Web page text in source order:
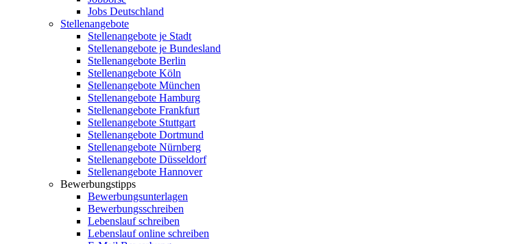
Jobs Deutschland
Stellenangebote
Stellenangebote je Stadt
Stellenangebote je Bundesland
Stellenangebote Berlin
Stellenangebote Köln
Stellenangebote München
Stellenangebote Hamburg
Stellenangebote Frankfurt
Stellenangebote Stuttgart
Stellenangebote Dortmund
Stellenangebote Nürnberg
Stellenangebote Düsseldorf
Stellenangebote Hannover
Bewerbungstipps
Bewerbungsunterlagen
Bewerbungsschreiben
Lebenslauf schreiben
Lebenslauf online schreiben